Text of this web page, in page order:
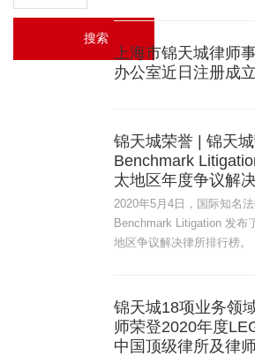
上海市锦天城律师
办公室近日注册成立
锦天城荣誉 | 锦天
Benchmark
太地区年度争议解
2020年5月4日，国际知名
Benchmark Litigation 发布
地区争议解决律所排行榜。
锦天城18项业务领
师荣登2020年度
中国顶级律所及律